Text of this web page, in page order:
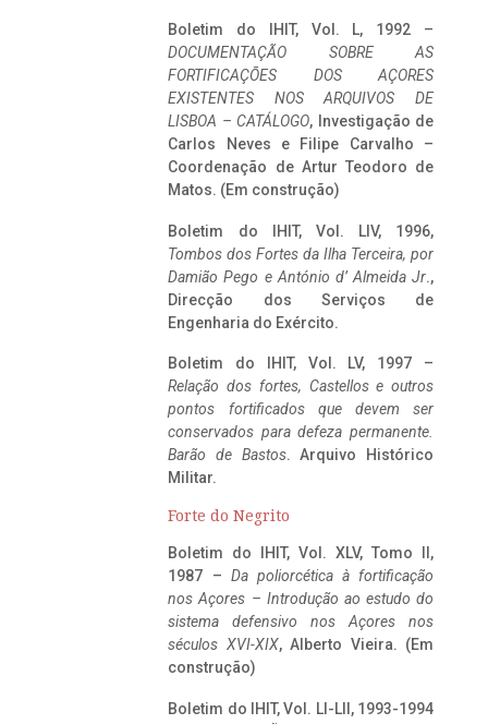
Boletim do IHIT, Vol. L, 1992 –
DOCUMENTAÇÃO SOBRE AS
FORTIFICAÇÕES DOS AÇORES
EXISTENTES NOS ARQUIVOS DE
LISBOA – CATÁLOGO, Investigação de
Carlos Neves e Filipe Carvalho –
Coordenação de Artur Teodoro de
Matos. (Em construção)
Boletim do IHIT, Vol. LIV, 1996,
Tombos dos Fortes da Ilha Terceira, por
Damião Pego e António d’ Almeida Jr.,
Direcção dos Serviços de
Engenharia do Exército.
Boletim do IHIT, Vol. LV, 1997 –
Relação dos fortes, Castellos e outros
pontos fortificados que devem ser
conservados para defeza permanente.
Barão de Bastos. Arquivo Histórico
Militar.
Forte do Negrito
Boletim do IHIT, Vol. XLV, Tomo II,
1987 – Da poliorcética à fortificação
nos Açores – Introdução ao estudo do
sistema defensivo nos Açores nos
séculos XVI-XIX, Alberto Vieira. (Em
construção)
Boletim do IHIT, Vol. LI-LII, 1993-1994